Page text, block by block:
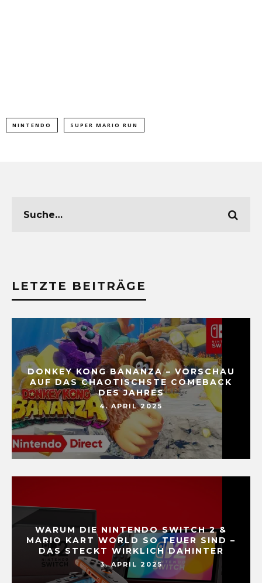
NINTENDO SUPER MARIO RUN
LETZTE BEITRÄGE
DONKEY KONG BANANZA – VORSCHAU
AUF DAS CHAOTISCHSTE COMEBACK
DES JAHRES
4. APRIL 2025
WARUM DIE NINTENDO SWITCH 2 &
MARIO KART WORLD SO TEUER SIND –
DAS STECKT WIRKLICH DAHINTER
3. APRIL 2025